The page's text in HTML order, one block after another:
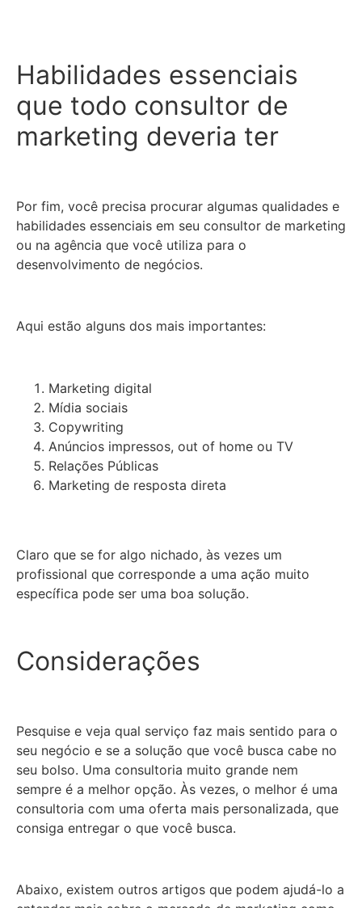
Habilidades essenciais
que todo consultor de
marketing deveria ter
Por fim, você precisa procurar algumas qualidades e
habilidades essenciais em seu consultor de marketing
ou na agência que você utiliza para o
desenvolvimento de negócios.
Aqui estão alguns dos mais importantes:
Marketing digital
Mídia sociais
Copywriting
Anúncios impressos, out of home ou TV
Relações Públicas
Marketing de resposta direta
Claro que se for algo nichado, às vezes um
profissional que corresponde a uma ação muito
específica pode ser uma boa solução.
Considerações
Pesquise e veja qual serviço faz mais sentido para o
seu negócio e se a solução que você busca cabe no
seu bolso. Uma consultoria muito grande nem
sempre é a melhor opção. Às vezes, o melhor é uma
consultoria com uma oferta mais personalizada, que
consiga entregar o que você busca.
Abaixo, existem outros artigos que podem ajudá-lo a